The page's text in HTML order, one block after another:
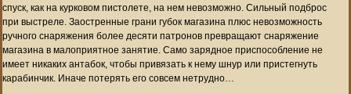
спуск, как на курковом пистолете, на нем невозможно. Сильный подброс
при выстреле. Заостренные грани губок магазина плюс невозможность
ручного снаряжения более десяти патронов превращают снаряжение
магазина в малоприятное занятие. Само зарядное приспособление не
имеет никаких антабок, чтобы привязать к нему шнур или пристегнуть
карабинчик. Иначе потерять его совсем нетрудно…